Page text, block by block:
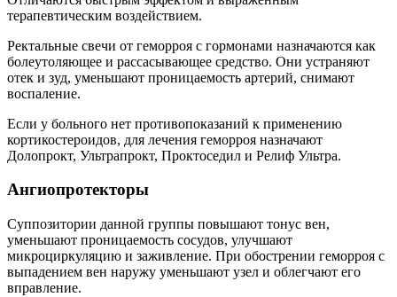
терапевтическим воздействием.
Ректальные свечи от геморроя с гормонами назначаются как
болеутоляющее и рассасывающее средство. Они устраняют
отек и зуд, уменьшают проницаемость артерий, снимают
воспаление.
Если у больного нет противопоказаний к применению
кортикостероидов, для лечения геморроя назначают
Долопрокт, Ультрапрокт, Проктоседил и Релиф Ультра.
Ангиопротекторы
Суппозитории данной группы повышают тонус вен,
уменьшают проницаемость сосудов, улучшают
микроциркуляцию и заживление. При обострении геморроя с
выпадением вен наружу уменьшают узел и облегчают его
вправление.